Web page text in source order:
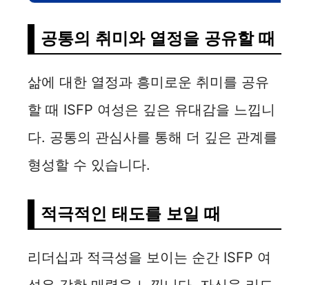
공통의 취미와 열정을 공유할 때
삶에 대한 열정과 흥미로운 취미를 공유
할 때 ISFP 여성은 깊은 유대감을 느낍니
다. 공통의 관심사를 통해 더 깊은 관계를
형성할 수 있습니다.
적극적인 태도를 보일 때
리더십과 적극성을 보이는 순간 ISFP 여